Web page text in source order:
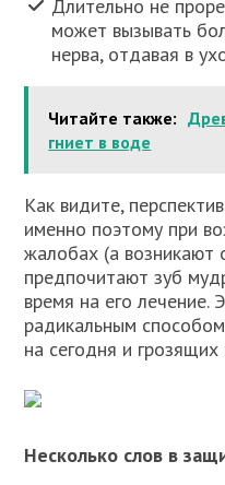
Длительно не
может вызывать
нерва, отдавая в
Читайте также:
гниет в воде
Как видите,
именно поэтому при
жалобах (а возникают
предпочитают зуб
время на его лечение.
радикальным
на сегодня и
Несколько слов в